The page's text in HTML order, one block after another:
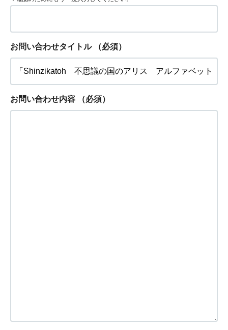
お問い合わせタイトル （必須）
お問い合わせ内容 （必須）